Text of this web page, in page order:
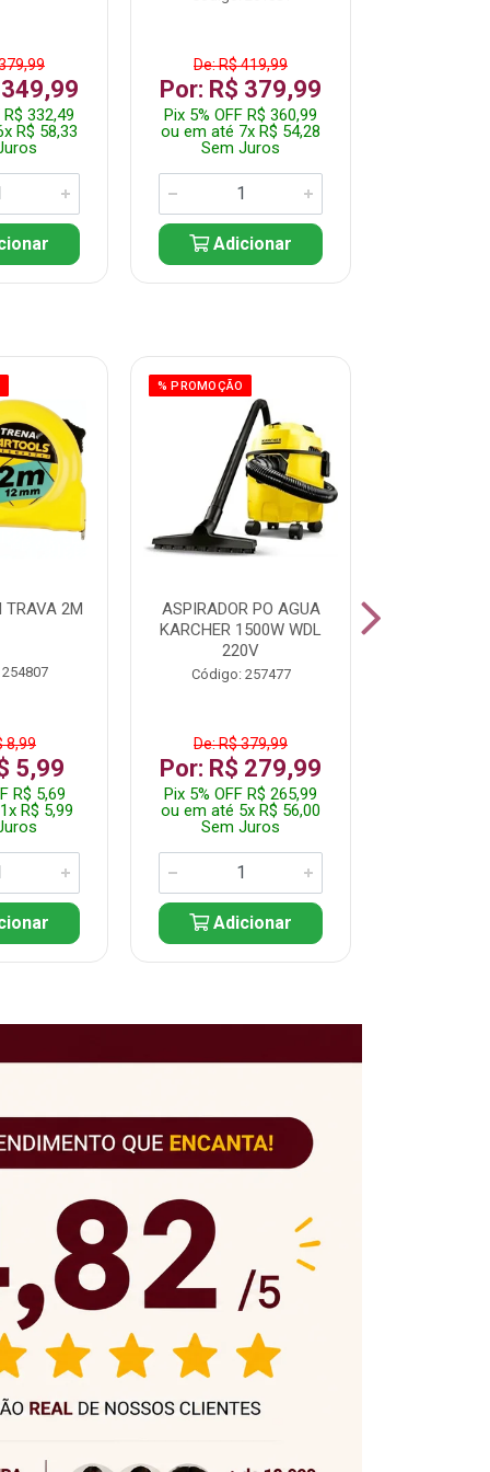
R$ 332,49
R$ 58,33
De: R$ 419,99
Por: R$ 379,99
Pix 5% OFF R$ 360,99
ou em até 7x R$ 54,28
Sem Juros
Adicionar
TRAVA 2M
8,99
5,99
R$ 5,69
R$ 5,99
% PROMOÇÃO
ASPIRADOR PO AGUA
KARCHER 1500W WDL
220V
Código: 257477
De: R$ 379,99
Por: R$ 279,99
Pix 5% OFF R$ 265,99
ou em até 5x R$ 56,00
Sem Juros
Adicionar